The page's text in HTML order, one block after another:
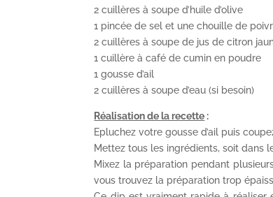
2 cuillères à soupe d’huile d’olive
1 pincée de sel et une chouille de
2 cuillères à soupe de jus de citron
1 cuillère à café de cumin en poudre
1 gousse d’ail
2 cuillères à soupe d’eau (si besoin)
Réalisation de la recette :
Epluchez votre gousse d’ail puis
Mettez tous les ingrédients, soit dans
Mixez la préparation pendant
vous trouvez la préparation trop